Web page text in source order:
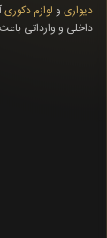
دیواری و لوازم دکوری
داخلی و وارداتی